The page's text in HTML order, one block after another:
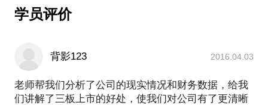
学员评价
背影123 2016.04.03
老师帮我们分析了公司的现实情况和财务数据，给我
们讲解了三板上市的好处，使我们对公司有了更清晰